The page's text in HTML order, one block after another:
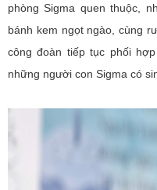
phòng Sigma quen thuộc,
bánh kem ngọt ngào, cùng
công đoàn tiếp tục phối
những người con Sigma có